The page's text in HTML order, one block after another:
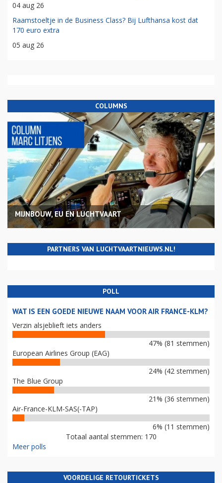
04 aug 26
Raamstoeltje in de Business Class? Bij Lufthansa kost dat
170 euro extra
05 aug 26
COLUMNS
MIJNBOUW, EU EN LUCHTVAART
PARTNERS VAN LUCHTVAARTNIEUWS.NL!
POLL
WAT IS EEN GOEDE NIEUWE NAAM VOOR AIR FRANCE-KLM?
Verzin alsjeblieft iets anders
47% (81 stemmen)
European Airlines Group (EAG)
24% (42 stemmen)
The Blue Group
21% (36 stemmen)
Air-France-KLM-SAS(-TAP)
6% (11 stemmen)
Totaal aantal stemmen: 170
Meer polls
VOORDELIGE RETOURTICKETS